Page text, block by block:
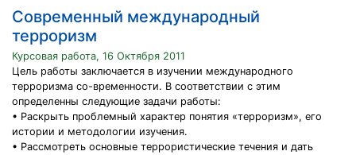
Современный международный
терроризм
Курсовая работа, 16 Октября 2011
Цель работы заключается в изучении международного
терроризма со-временности. В соответствии с этим
определенны следующие задачи работы:
• Раскрыть проблемный характер понятия «терроризм», его
истории и методологии изучения.
• Рассмотреть основные террористические течения и дать